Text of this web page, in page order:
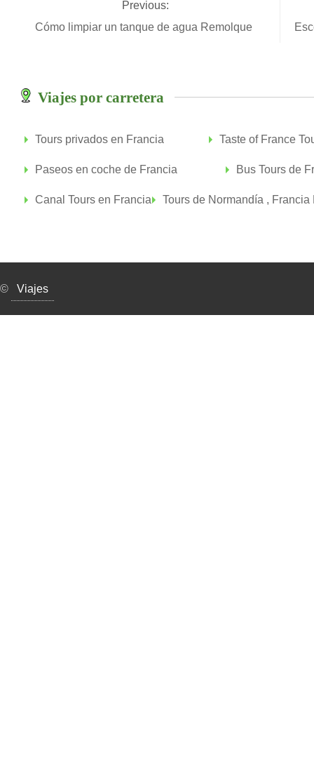
Previous:
Cómo limpiar un tanque de agua Remolque
Viajes por carretera
Tours privados en Francia Taste of France
Paseos en coche de Francia Bus Tours de
Canal Tours en Francia Tours de Normandía , Francia
© Viajes